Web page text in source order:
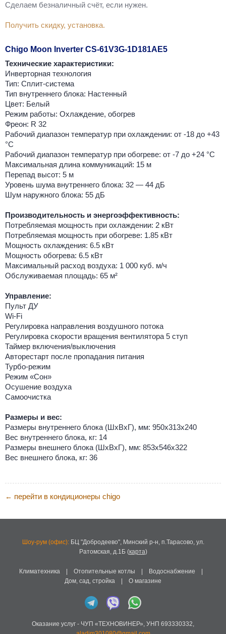
Cделаем безналичный счёт, если нужен.
Получить скидку, установка.
Chigo Moon Inverter CS-61V3G-1D181AE5
Технические характеристики:
Инверторная технология
Тип: Сплит-система
Тип внутреннего блока: Настенный
Цвет: Белый
Режим работы: Охлаждение, обогрев
Фреон: R 32
Рабочий диапазон температур при охлаждении: от -18 до +43
°C
Рабочий диапазон температур при обогреве: от -7 до +24 °C
Максимальная длина коммуникаций: 15 м
Перепад высот: 5 м
Уровень шума внутреннего блока: 32 — 44 дБ
Шум наружного блока: 55 дБ
Производительность и энергоэффективность:
Потребляемая мощность при охлаждении: 2 кВт
Потребляемая мощность при обогреве: 1.85 кВт
Мощность охлаждения: 6.5 кВт
Мощность обогрева: 6.5 кВт
Максимальный расход воздуха: 1 000 куб. м/ч
Обслуживаемая площадь: 65 м²
Управление:
Пульт ДУ
Wi-Fi
Регулировка направления воздушного потока
Регулировка скорости вращения вентилятора 5 ступ
Таймер включения/выключения
Авторестарт после пропадания питания
Турбо-режим
Режим «Сон»
Осушение воздуха
Самоочистка
Размеры и вес:
Размеры внутреннего блока (ШхВхГ), мм: 950х313х240
Вес внутреннего блока, кг: 14
Размеры внешнего блока (ШхВхГ), мм: 853х546х322
Вес внешнего блока, кг: 36
← перейти в кондиционеры chigo
Шоу-рум (офис):БЦ "Добродеево", Минский р-н, п.Тарасово, ул.
Ратомская, д.1Б(карта)
Климатехника| Отопительные котлы Водоснабжение
Дом, сад, стройка
О магазине
Оказание услуг - ЧУП «ТЕХНОВИНЕР», УНП 693330332,